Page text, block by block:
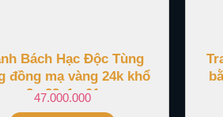
Bách Hạc Độc Tùng
đồng mạ vàng 24k khổ
2m23x1m01
47.000.000